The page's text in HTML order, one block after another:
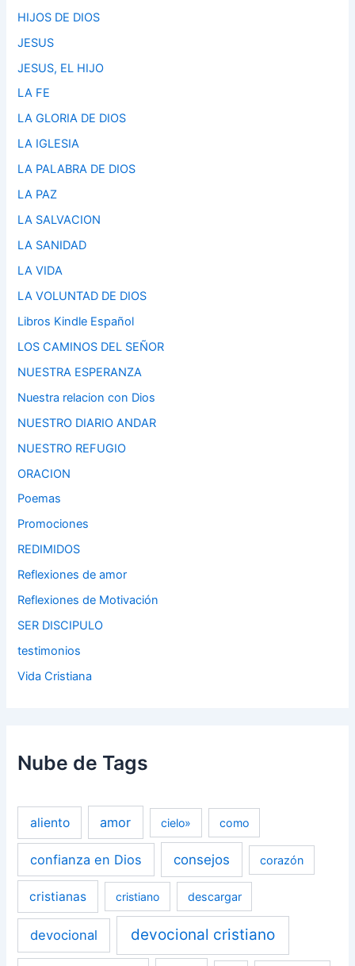
HIJOS DE DIOS
JESUS
JESUS, EL HIJO
LA FE
LA GLORIA DE DIOS
LA IGLESIA
LA PALABRA DE DIOS
LA PAZ
LA SALVACION
LA SANIDAD
LA VIDA
LA VOLUNTAD DE DIOS
Libros Kindle Español
LOS CAMINOS DEL SEÑOR
NUESTRA ESPERANZA
Nuestra relacion con Dios
NUESTRO DIARIO ANDAR
NUESTRO REFUGIO
ORACION
Poemas
Promociones
REDIMIDOS
Reflexiones de amor
Reflexiones de Motivación
SER DISCIPULO
testimonios
Vida Cristiana
Nube de Tags
aliento amor cielo» como
confianza en Dios consejos corazón
cristianas cristiano descargar
devocional devocional cristiano